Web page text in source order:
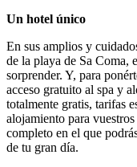
Un hotel único
En sus amplios y
de la playa de Sa Coma,
sorprender. Y, para
acceso gratuito al spa y
totalmente gratis, tarifas
alojamiento para
completo en el que
de tu gran día.